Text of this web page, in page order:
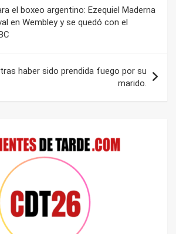
el boxeo argentino: Ezequiel Maderna
en Wembley y se quedó con el
haber sido prendida fuego por su
marido.